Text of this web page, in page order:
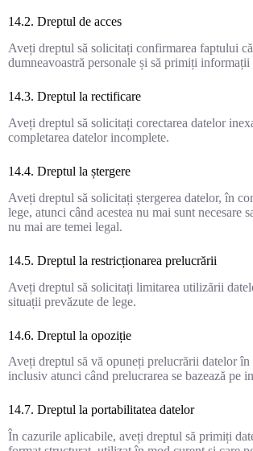
14.2. Dreptul de acces
Aveți dreptul să solicitați confirmarea faptului
dumneavoastră personale și să primiți informații
14.3. Dreptul la rectificare
Aveți dreptul să solicitați corectarea datelor
completarea datelor incomplete.
14.4. Dreptul la ștergere
Aveți dreptul să solicitați ștergerea datelor, în
lege, atunci când acestea nu mai sunt necesare
nu mai are temei legal.
14.5. Dreptul la restricționarea prelucrării
Aveți dreptul să solicitați limitarea utilizării
situații prevăzute de lege.
14.6. Dreptul la opoziție
Aveți dreptul să vă opuneți prelucrării datelor în
inclusiv atunci când prelucrarea se bazează pe
14.7. Dreptul la portabilitatea datelor
În cazurile aplicabile, aveți dreptul să primiți